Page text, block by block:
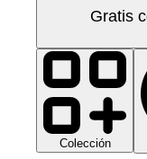
Gratis
Colección